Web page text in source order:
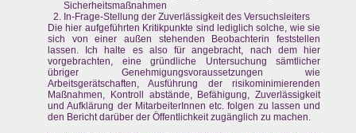
Sicherheitsmaßnahmen
In-Frage-Stellung der Zuverlässigkeit des Versuchsleiters
Die hier aufgeführten Kritikpunkte sind lediglich solche, wie sie
sich von einer außen stehenden Beobachterin feststellen
lassen. Ich halte es also für angebracht, nach dem hier
vorgebrachten, eine gründliche Untersuchung sämtlicher
übriger Genehmigungsvoraussetzungen wie
Arbeitsgerätschaften, Ausführung der risikominimierenden
Maßnahmen, Kontroll abstände, Befähigung, Zuverlässigkeit
und Aufklärung der MitarbeiterInnen etc. folgen zu lassen und
den Bericht darüber der Öffentlichkeit zugänglich zu machen.